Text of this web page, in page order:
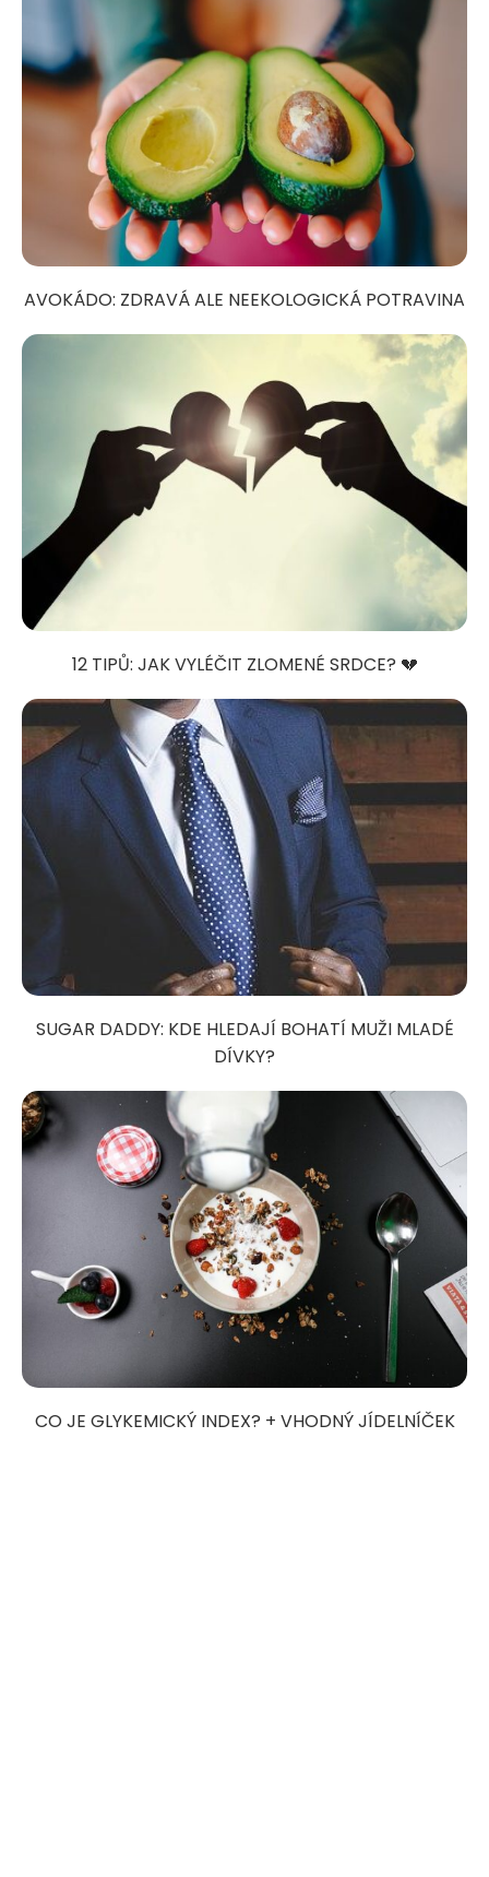
AVOKÁDO: ZDRAVÁ ALE NEEKOLOGICKÁ POTRAVINA
12 TIPŮ: JAK VYLÉČIT ZLOMENÉ SRDCE? 💔
SUGAR DADDY: KDE HLEDAJÍ BOHATÍ MUŽI MLADÉ
DÍVKY?
CO JE GLYKEMICKÝ INDEX? + VHODNÝ JÍDELNÍČEK